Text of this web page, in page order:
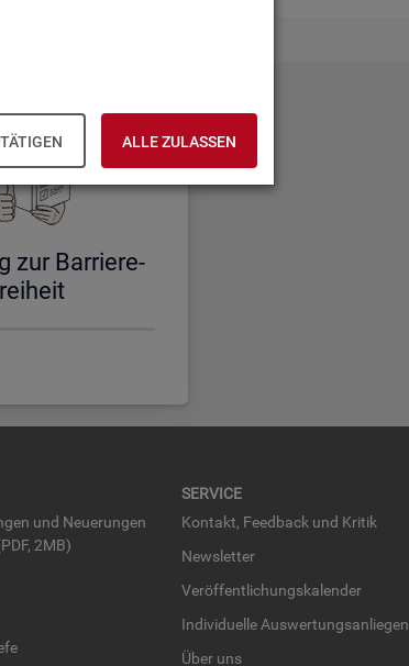
ALLE ZULASSEN
zur Bar­rie­re­
und Neue­run­gen
2MB)
SER­VICE
Kon­takt, Feed­back und Kri­tik
News­let­ter
Ver­öf­fent­li­chungs­ka­len­der
In­di­vi­du­el­le Aus­wer­tungs­an­lie­gen
Über uns